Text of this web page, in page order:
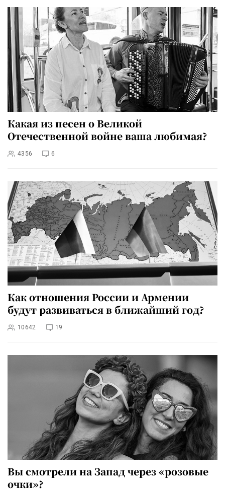
Какая из песен о Великой
Отечественной войне ваша любимая?
4356 6
Как отношения России и Армении
будут развиваться в ближайший год?
10642 19
Вы смотрели на Запад через «розовые
очки»?